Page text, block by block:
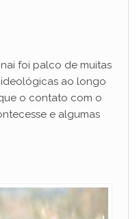
foi palco de muitas
ao longo
o contato com o
e algumas